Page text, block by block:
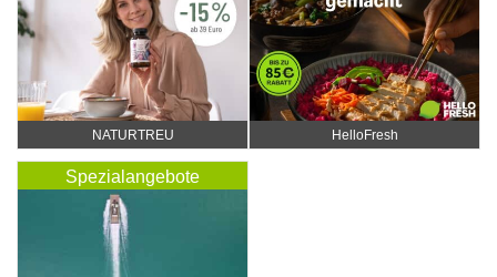
NATURTREU HelloFresh
Spezialangebote